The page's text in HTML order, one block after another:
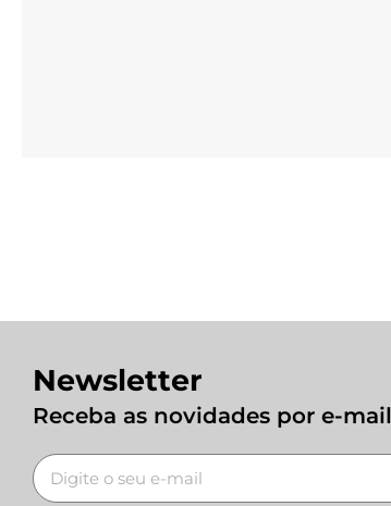
Newsletter
Receba as novidades por e-mail